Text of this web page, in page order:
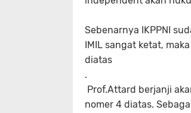
Sebenarnya IKPPNI
IMIL sangat ketat,
diatas
.
Prof.Attard berjanji
nomer 4 diatas.